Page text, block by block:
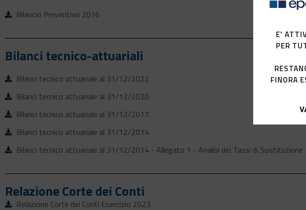
Bilancio Preventivo 2016
Bilanci tecnico-attuariali
Bilanci tecnico attuariale al 31/12/2022
Bilanci tecnico attuariale al 31/12/2020
Bilanci tecnico attuariale al 31/12/2017
Bilanci tecnico attuariale al 31/12/2014
Bilanci tecnico attuariale al 31/12/2014 - Allegato 1 - Analisi dei Tassi di Sostituzione
Relazione Corte dei Conti
Relazione Corte dei Conti Esercizio 2023
E'
PER
FINORA